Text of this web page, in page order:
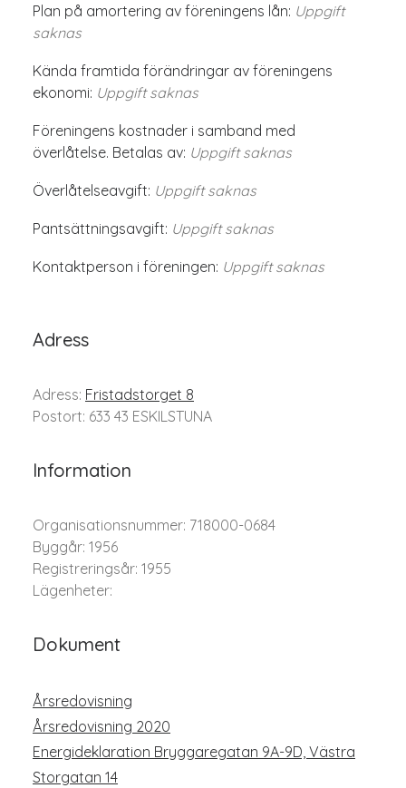
Plan på amortering av föreningens lån: Uppgift
saknas
Kända framtida förändringar av föreningens
ekonomi: Uppgift saknas
Föreningens kostnader i samband med
överlåtelse. Betalas av: Uppgift saknas
Överlåtelseavgift: Uppgift saknas
Pantsättningsavgift: Uppgift saknas
Kontaktperson i föreningen: Uppgift saknas
Adress
Adress: Fristadstorget 8
Postort: 633 43 ESKILSTUNA
Information
Organisationsnummer: 718000-0684
Byggår: 1956
Registreringsår: 1955
Lägenheter:
Dokument
Årsredovisning
Årsredovisning 2020
Energideklaration Bryggaregatan 9A-9D, Västra
Storgatan 14